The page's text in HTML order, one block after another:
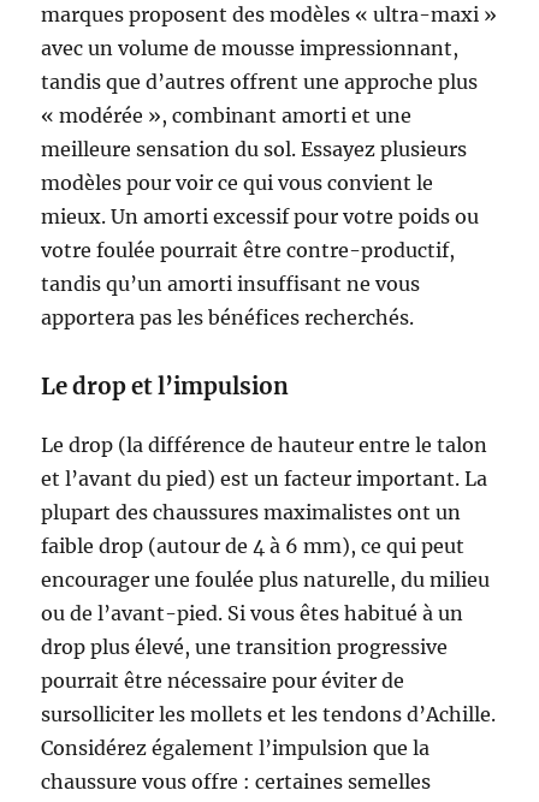
marques proposent des modèles « ultra-maxi »
avec un volume de mousse impressionnant,
tandis que d’autres offrent une approche plus
« modérée », combinant amorti et une
meilleure sensation du sol. Essayez plusieurs
modèles pour voir ce qui vous convient le
mieux. Un amorti excessif pour votre poids ou
votre foulée pourrait être contre-productif,
tandis qu’un amorti insuffisant ne vous
apportera pas les bénéfices recherchés.
Le drop et l’impulsion
Le drop (la différence de hauteur entre le talon
et l’avant du pied) est un facteur important. La
plupart des chaussures maximalistes ont un
faible drop (autour de 4 à 6 mm), ce qui peut
encourager une foulée plus naturelle, du milieu
ou de l’avant-pied. Si vous êtes habitué à un
drop plus élevé, une transition progressive
pourrait être nécessaire pour éviter de
sursolliciter les mollets et les tendons d’Achille.
Considérez également l’impulsion que la
chaussure vous offre : certaines semelles